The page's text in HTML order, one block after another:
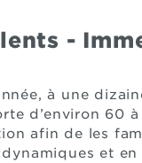
-
à une
d’environ 60
afin de les
et